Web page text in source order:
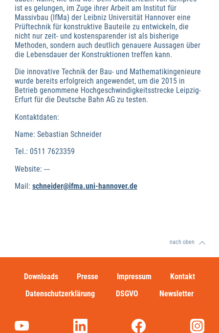
ist es gelungen, im Zuge ihrer Arbeit am Institut für
Massivbau (IfMa) der Leibniz Universität Hannover eine
Prüftechnik für konstruktive Bauteile zu entwickeln, die
nicht nur zeit- und kostensparender ist als bisherige
Methoden, sondern auch deutlich genauere Aussagen über
die Lebensdauer der Konstruktionen treffen kann.
Die innovative Technik der Bau- und Mathematikingenieure
wurde bereits erfolgreich angewendet, um die 2015 in
Betrieb genommene Hochgeschwindigkeitsstrecke Leipzig-
Erfurt für die Deutsche Bahn AG zu testen.
Kontaktdaten:
Name: Sebastian Schneider
Tel.: 0511 7623359
Website: ---
Mail: schneider@ifma.uni-hannover.de
nach oben
Downloads Presse Impressum
Kontakt
Datenschutzerklärung
DSGVO Newsletter